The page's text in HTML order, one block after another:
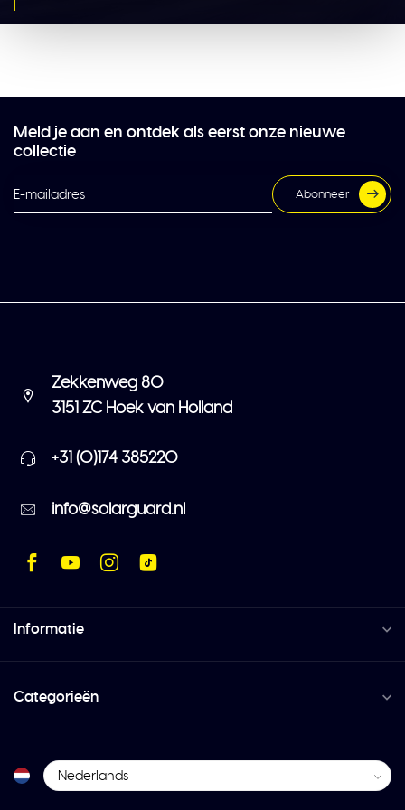
Meld je aan en ontdek als eerst onze nieuwe
collectie
Abonneer
Zekkenweg 80
3151 ZC Hoek van Holland
+31 (0)174 385220
info@solarguard.nl
Informatie
Categorieën